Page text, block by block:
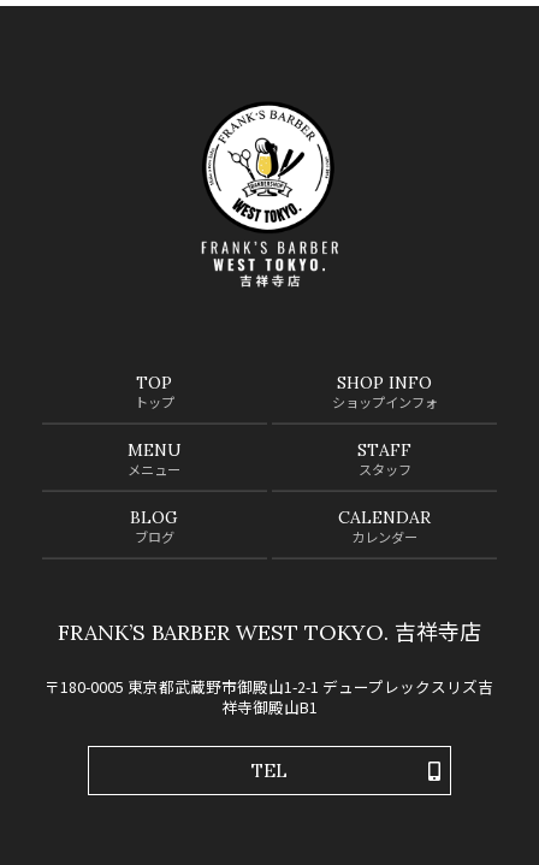
TOP
トップ
SHOP INFO
ショップインフォ
MENU
メニュー
STAFF
スタッフ
BLOG
ブログ
CALENDAR
カレンダー
FRANK’S BARBER WEST TOKYO. 吉祥寺店
〒180-0005 東京都武蔵野市御殿山1-2-1 デュープレックスリズ吉
祥寺御殿山B1
TEL